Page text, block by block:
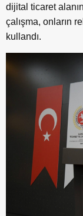
dijital ticaret
çalışma, onların
kullandı.